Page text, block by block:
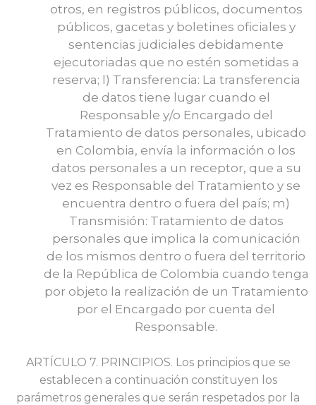
otros, en registros públicos, documentos
públicos, gacetas y boletines oficiales y
sentencias judiciales debidamente
ejecutoriadas que no estén sometidas a
reserva; l) Transferencia: La transferencia
de datos tiene lugar cuando el
Responsable y/o Encargado del
Tratamiento de datos personales, ubicado
en Colombia, envía la información o los
datos personales a un receptor, que a su
vez es Responsable del Tratamiento y se
encuentra dentro o fuera del país; m)
Transmisión: Tratamiento de datos
personales que implica la comunicación
de los mismos dentro o fuera del territorio
de la República de Colombia cuando tenga
por objeto la realización de un Tratamiento
por el Encargado por cuenta del
Responsable.
ARTÍCULO 7. PRINCIPIOS. Los principios que se
establecen a continuación constituyen los
parámetros generales que serán respetados por la